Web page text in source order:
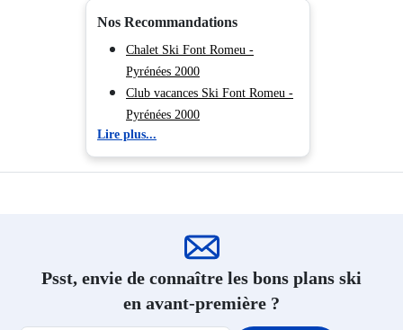
Nos Recommandations
Chalet Ski Font Romeu -
Pyrénées 2000
Club vacances Ski Font Romeu -
Pyrénées 2000
Résidence Ski Font Romeu -
Pyrénées 2000
Lire plus...
Psst, envie de connaître les bons plans ski
en avant-première ?